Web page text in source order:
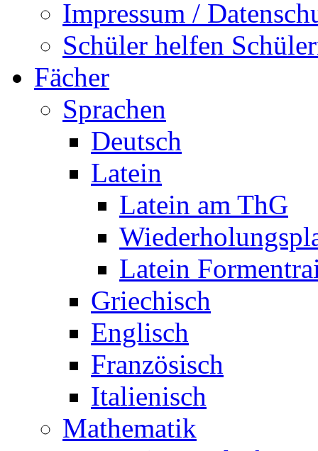
Impressum /
Schüler helfen
Fächer
Sprachen
Deutsch
Latein
Latein am ThG
Latein
Griechisch
Englisch
Französisch
Italienisch
Mathematik